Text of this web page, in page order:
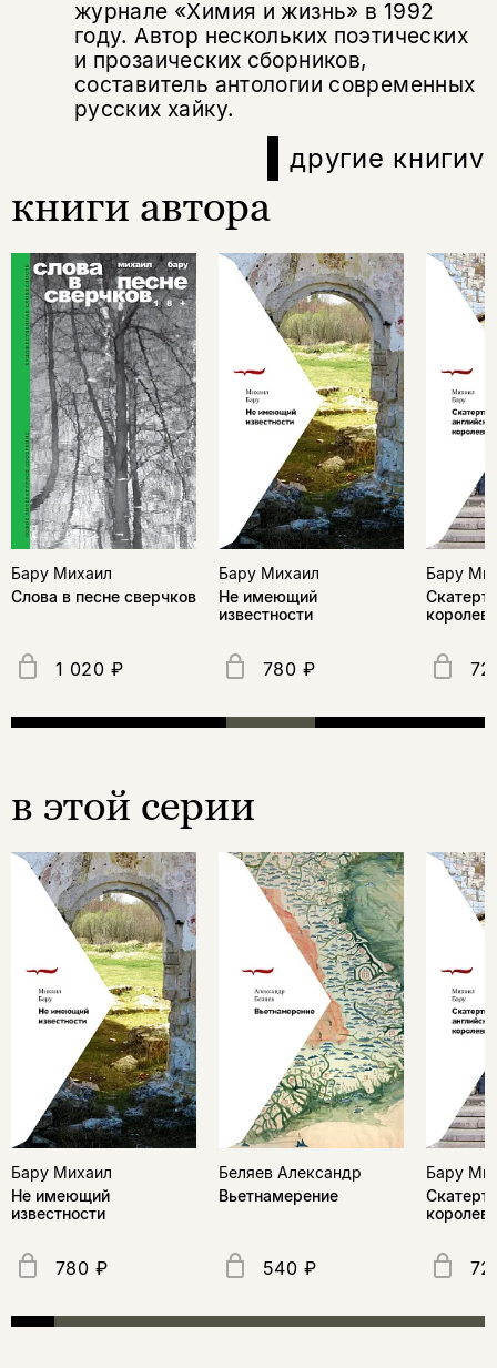
журнале «Химия и жизнь» в 1992
году. Автор нескольких поэтических
и прозаических сборников,
составитель антологии современных
русских хайку.
другие книгиv
книги автора
Бару Михаил
Слова в песне сверчков
1 020 ₽
Бару Михаил
Не имеющий
известности
780 ₽
Бару
в этой серии
Бару Михаил
Не имеющий
известности
780 ₽
Беляев Александр
Вьетнамерение
540 ₽
Бару